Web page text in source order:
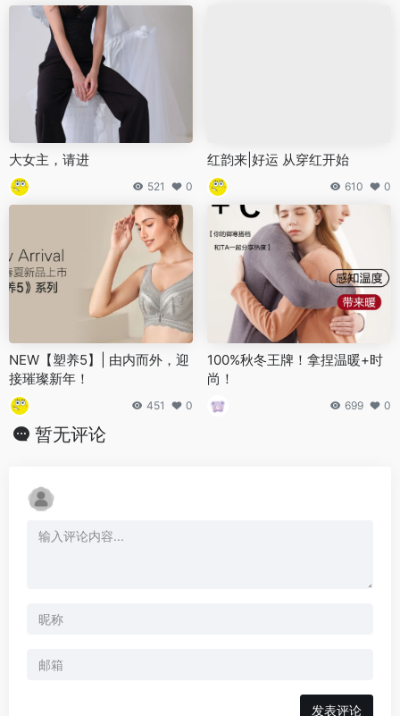
大女主，请进
521 0
红韵来|好运 从穿红开始
610 0
NEW【塑养5】| 由内而外，迎
接璀璨新年！
451 0
100%秋冬王牌！拿捏温暖+时
尚！
699 0
暂无评论
发表评论